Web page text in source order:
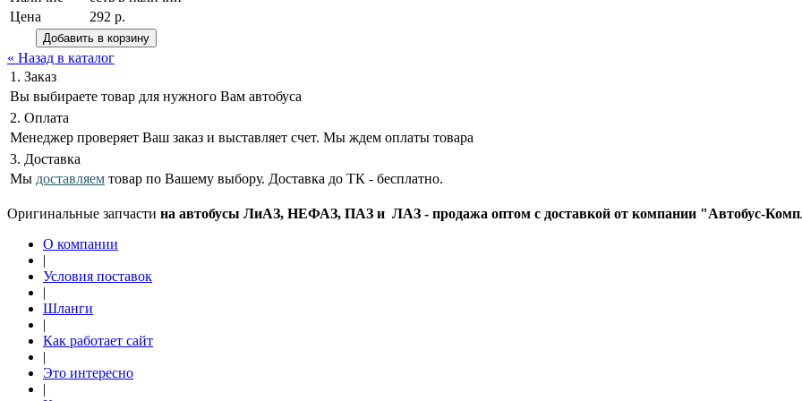
Цена
292 р.
« Назад в каталог
1. Заказ
Вы выбираете товар для нужного Вам автобуса
2. Оплата
Менеджер проверяет Ваш заказ и выставляет счет. Мы ждем оплаты товара
3. Доставка
Мы доставляем товар по Вашему выбору. Доставка до ТК - бесплатно.
Оригинальные запчасти на автобусы ЛиАЗ, НЕФАЗ, ПАЗ и ЛАЗ - продажа оптом с доставкой от компании "Автобус-
О компании
|
Условия поставок
|
Шланги
|
Как работает сайт
|
Это интересно
|